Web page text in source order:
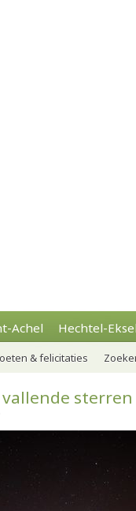
Achel Hechtel-
& felicitaties
sterren